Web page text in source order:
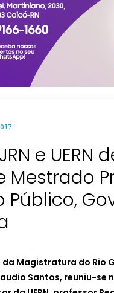
e UERN
Mestrado
Público,
Magistratura do Rio
Santos, reuniu-se